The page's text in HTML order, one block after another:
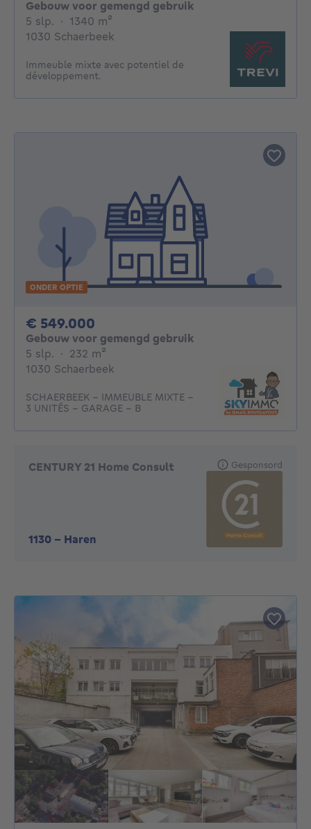
Gebouw voor gemengd gebruik
5 slp. 5 slaapkamers
· 1340 m²
1030 Schaerbeek
Immeuble mixte avec potentiel de
développement.
ONDER OPTIE
€ 549.000
Gebouw voor gemengd gebruik
5 slp. 5 slaapkamers
· 232 m²
1030 Schaerbeek
SCHAERBEEK – IMMEUBLE MIXTE –
3 UNITÉS – GARAGE – B
CENTURY 21 Home Consult
1130 - Haren
Gesponsord